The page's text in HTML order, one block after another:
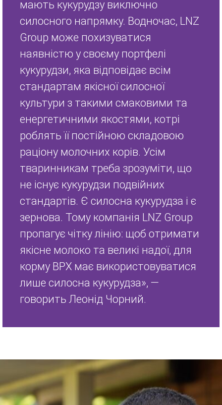
мають кукурудзу виключно
силосного напрямку. Водночас, LNZ
Group може похизуватися
наявністю у своєму портфелі
кукурудзи, яка відповідає всім
стандартам якісної силосної
культури з такими смаковими та
енергетичними якостями, котрі
роблять її постійною складовою
раціону молочних корів. Усім
тваринникам треба зрозуміти, що
не існує кукурудзи подвійних
стандартів. Є силосна кукурудза і є
зернова. Тому компанія LNZ Group
пропагує чітку лінію: щоб отримати
якісне молоко та великі надої, для
корму ВРХ має використовуватися
лише силосна кукурудза», —
говорить Леонід Чорний.